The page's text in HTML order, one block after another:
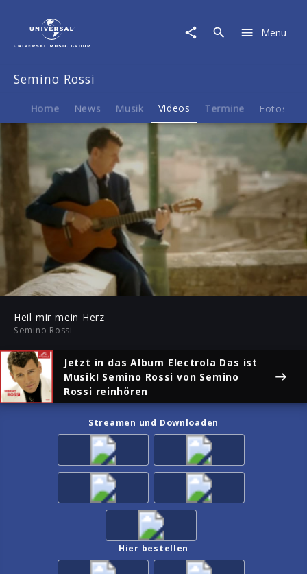
Video
Heil
Herz
Menu
Semino Rossi
Home News Musik Videos Termine Fotos
Play
-04:24
Mute
Play
Heil mir mein Herz
Semino Rossi
Jetzt in das Album Electrola Das ist
Musik! Semino Rossi von Semino
Rossi reinhören
Streamen und Downloaden
Hier bestellen